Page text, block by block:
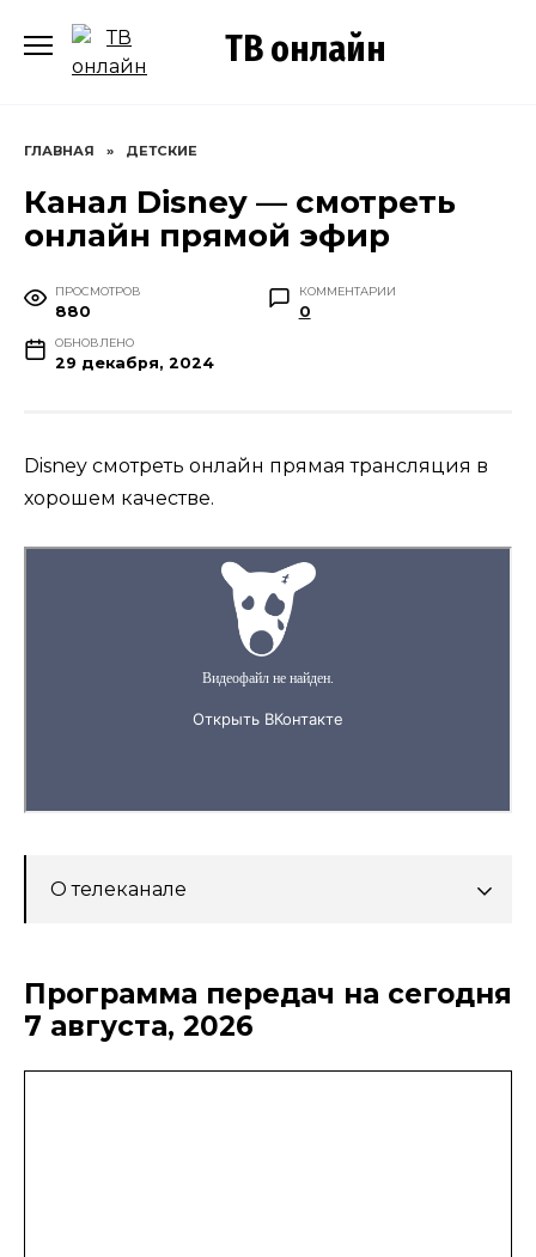
содержанию
ТВ онлайн
ГЛАВНАЯ » ДЕТСКИЕ
Канал Disney — смотреть
онлайн прямой эфир
ПРОСМОТРОВ
880
КОММЕНТАРИИ
0
ОБНОВЛЕНО
29 декабря, 2024
Disney смотреть онлайн прямая трансляция в
хорошем качестве.
О телеканале
Программа передач на сегодня
7 августа, 2026